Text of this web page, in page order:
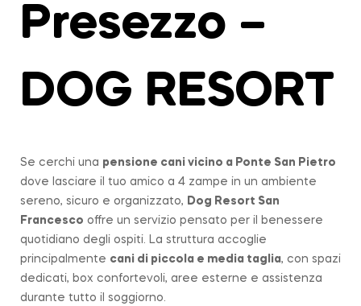
Presezzo –
DOG RESORT
Se cerchi una pensione cani vicino a Ponte San Pietro
dove lasciare il tuo amico a 4 zampe in un ambiente
sereno, sicuro e organizzato, Dog Resort San
Francesco offre un servizio pensato per il benessere
quotidiano degli ospiti. La struttura accoglie
principalmente cani di piccola e media taglia, con spazi
dedicati, box confortevoli, aree esterne e assistenza
durante tutto il soggiorno.